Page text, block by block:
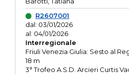
R2607001
dal: 03/01/2026
al: 04/01/2026
Interregionale
Friuli Venezia Giulia: Sesto al
18 m
3° Trofeo A.S.D. Arcieri Curtis